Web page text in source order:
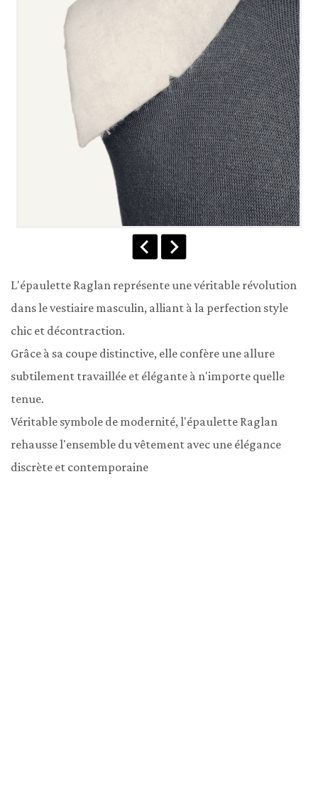
L'épaulette Raglan représente une véritable révolution
dans le vestiaire masculin, alliant à la perfection style
chic et décontraction.
Grâce à sa coupe distinctive, elle confère une allure
subtilement travaillée et élégante à n'importe quelle
tenue.
Véritable symbole de modernité, l'épaulette Raglan
rehausse l'ensemble du vêtement avec une élégance
discrète et contemporaine